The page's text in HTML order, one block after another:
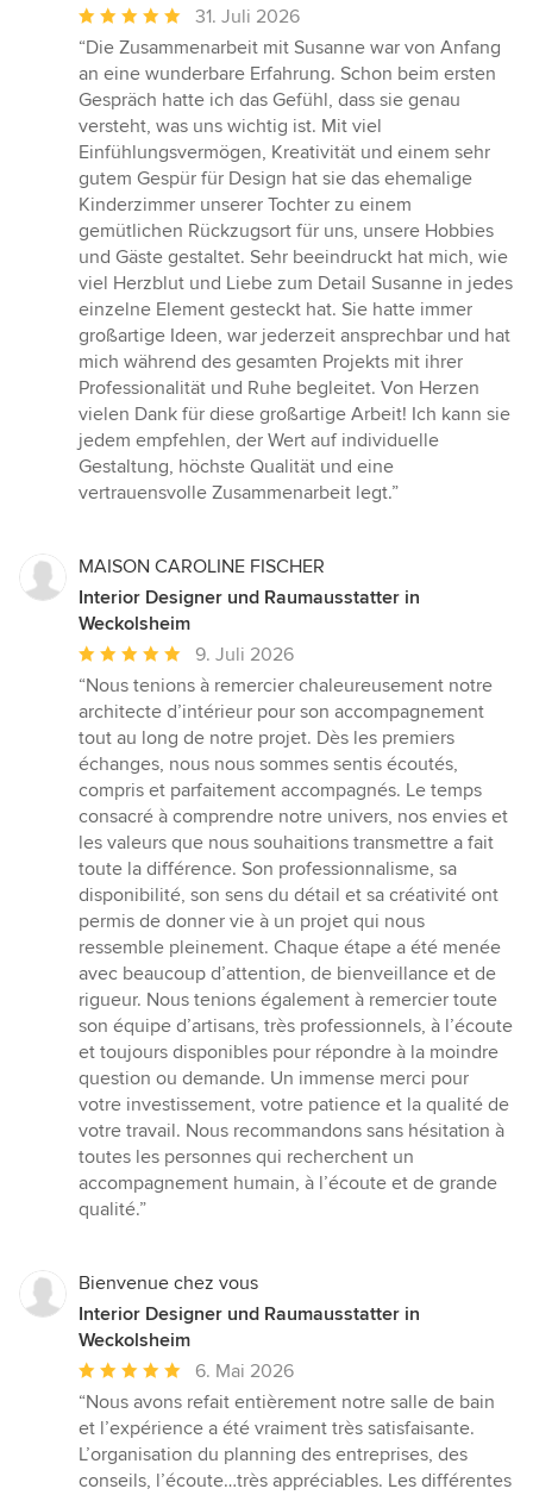
Durchschnittliche
Bewertung:
5
von
5
Sternen
31. Juli 2026
“Die Zusammenarbeit mit Susanne war von Anfang
an eine wunderbare Erfahrung. Schon beim ersten
Gespräch hatte ich das Gefühl, dass sie genau
versteht, was uns wichtig ist. Mit viel
Einfühlungsvermögen, Kreativität und einem sehr
gutem Gespür für Design hat sie das ehemalige
Kinderzimmer unserer Tochter zu einem
gemütlichen Rückzugsort für uns, unsere Hobbies
und Gäste gestaltet. Sehr beeindruckt hat mich, wie
viel Herzblut und Liebe zum Detail Susanne in jedes
einzelne Element gesteckt hat. Sie hatte immer
großartige Ideen, war jederzeit ansprechbar und hat
mich während des gesamten Projekts mit ihrer
Professionalität und Ruhe begleitet. Von Herzen
vielen Dank für diese großartige Arbeit! Ich kann sie
jedem empfehlen, der Wert auf individuelle
Gestaltung, höchste Qualität und eine
vertrauensvolle Zusammenarbeit legt.”
MAISON CAROLINE FISCHER
Interior Designer und Raumausstatter in
Weckolsheim
Durchschnittliche
Bewertung:
5
von
5
Sternen
9. Juli 2026
“Nous tenions à remercier chaleureusement notre
architecte d’intérieur pour son accompagnement
tout au long de notre projet. Dès les premiers
échanges, nous nous sommes sentis écoutés,
compris et parfaitement accompagnés. Le temps
consacré à comprendre notre univers, nos envies et
les valeurs que nous souhaitions transmettre a fait
toute la différence. Son professionnalisme, sa
disponibilité, son sens du détail et sa créativité ont
permis de donner vie à un projet qui nous
ressemble pleinement. Chaque étape a été menée
avec beaucoup d’attention, de bienveillance et de
rigueur. Nous tenions également à remercier toute
son équipe d’artisans, très professionnels, à l’écoute
et toujours disponibles pour répondre à la moindre
question ou demande. Un immense merci pour
votre investissement, votre patience et la qualité de
votre travail. Nous recommandons sans hésitation à
toutes les personnes qui recherchent un
accompagnement humain, à l’écoute et de grande
qualité.”
Bienvenue chez vous
Interior Designer und Raumausstatter in
Weckolsheim
Durchschnittliche
Bewertung:
5
von
5
6. Mai 2026
“Nous avons refait entièrement notre salle de bain
et l’expérience a été vraiment très satisfaisante.
L’organisation du planning des entreprises, des
conseils, l’écoute…très appréciables. Les différentes